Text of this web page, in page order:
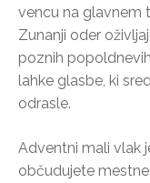
vencu na glavnem
Zunanji oder
poznih
lahke glasbe, ki
odrasle.
Adventni mali vlak
občudujete